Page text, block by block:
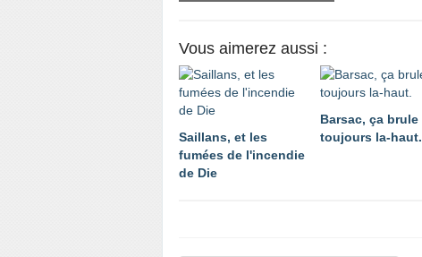
Vous aimerez aussi :
Saillans, et les
fumées de l'incendie
de Die
Barsac, ça brule
toujours la-haut.